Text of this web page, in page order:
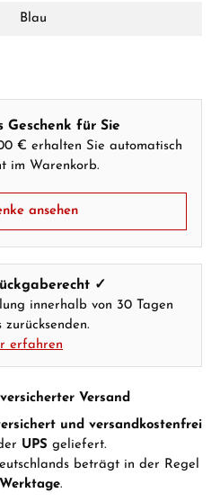
Produktsicherheit
Blau
Geschenk für Sie
€ erhalten Sie automatisch
im Warenkorb.
ansehen
✓
innerhalb von 30 Tagen
zurücksenden.
erfahren
Versand
und versandkostenfrei
UPS geliefert.
beträgt in der Regel
.